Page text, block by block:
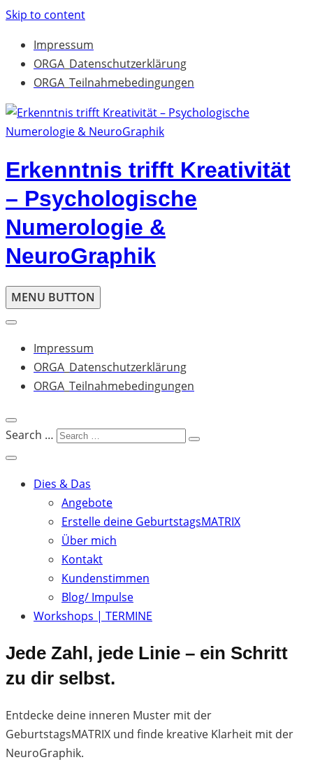
Skip to content
Impressum
ORGA_Datenschutzerklärung
ORGA_Teilnahmebedingungen
Erkenntnis trifft Kreativität
– Psychologische
Numerologie &
NeuroGraphik
MENU BUTTON
Impressum
ORGA_Datenschutzerklärung
ORGA_Teilnahmebedingungen
Search …
Dies & Das
Angebote
Erstelle deine GeburtstagsMATRIX
Über mich
Kontakt
Kundenstimmen
Blog/ Impulse
Workshops | TERMINE
Jede Zahl, jede Linie – ein Schritt
zu dir selbst.
Entdecke deine inneren Muster mit der
GeburtstagsMATRIX und finde kreative Klarheit mit der
NeuroGraphik.